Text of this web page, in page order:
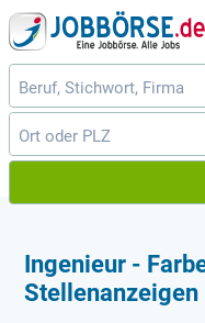
Ingenieur -